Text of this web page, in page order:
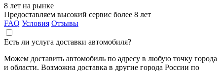
8 лет на рынке
Предоставляем высокий сервис более 8 лет
FAQ Условия Отзывы
Есть ли услуга доставки автомобиля?
Можем доставить автомобиль по адресу в любую точку города
и области. Возможна доставка в другие города России по